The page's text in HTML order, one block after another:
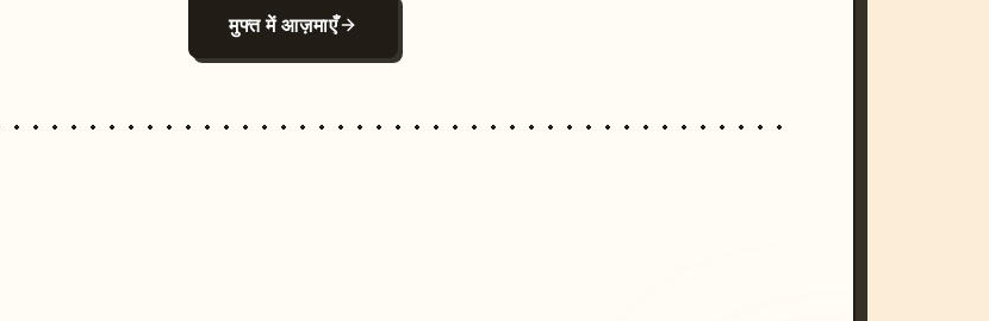
मुफ्त में आज़माएँ